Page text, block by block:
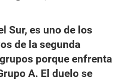
Sur, es uno de los
de la segunda
porque enfrenta
A. El duelo se